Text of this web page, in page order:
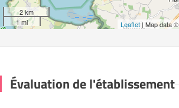
2 km
1 mi
Leaflet | Map data ©
Évaluation de l'établissement